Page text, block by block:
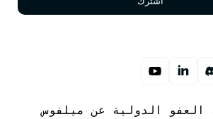
العفو الدولية عن ميلفوس